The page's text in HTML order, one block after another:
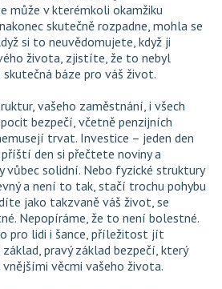
může v kterémkoli okamžiku
skutečně rozpadne, mohla se
si to neuvědomujete, když ji
života, zjistíte, že to nebyl
skutečná báze pro váš život.
vašeho zaměstnání, i všech
bezpečí, včetně penzijních
trvat. Investice – jeden den
den si přečtete noviny a
vůbec solidní. Nebo fyzické struktury
a není to tak, stačí trochu pohybu
jako takzvaně váš život, se
Nepopíráme, že to není bolestné.
pro lidi i šance, příležitost jít
pravý základ bezpečí, který
věcmi vašeho života.